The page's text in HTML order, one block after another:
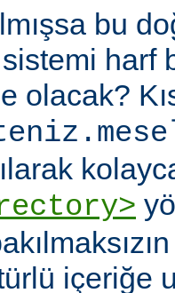
bu
harf
olacak?
içeriğe